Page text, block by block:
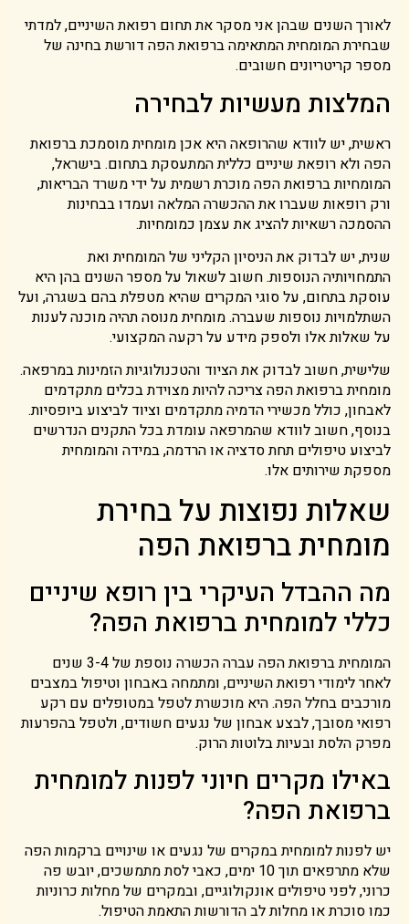
לאורך השנים שבהן אני מסקר את תחום רפואת השיניים, למדתי
שבחירת המומחית המתאימה ברפואת הפה דורשת בחינה של
מספר קריטריונים חשובים.
המלצות מעשיות לבחירה
ראשית, יש לוודא שהרופאה היא אכן מומחית מוסמכת ברפואת
הפה ולא רופאת שיניים כללית המתעסקת בתחום. בישראל,
המומחיות ברפואת הפה מוכרת רשמית על ידי משרד הבריאות,
ורק רופאות שעברו את ההכשרה המלאה ועמדו בבחינות
ההסמכה רשאיות להציג את עצמן כמומחיות.
שנית, יש לבדוק את הניסיון הקליני של המומחית ואת
התמחויותיה הנוספות. חשוב לשאול על מספר השנים בהן היא
עוסקת בתחום, על סוגי המקרים שהיא מטפלת בהם בשגרה, ועל
השתלמויות נוספות שעברה. מומחית מנוסה תהיה מוכנה לענות
על שאלות אלו ולספק מידע על רקעה המקצועי.
שלישית, חשוב לבדוק את הציוד והטכנולוגיות הזמינות במרפאה.
מומחית ברפואת הפה צריכה להיות מצוידת בכלים מתקדמים
לאבחון, כולל מכשירי הדמיה מתקדמים וציוד לביצוע ביופסיות.
בנוסף, חשוב לוודא שהמרפאה עומדת בכל התקנים הנדרשים
לביצוע טיפולים תחת סדציה או הרדמה, במידה והמומחית
מספקת שירותים אלו.
שאלות נפוצות על בחירת
מומחית ברפואת הפה
מה ההבדל העיקרי בין רופא שיניים
כללי למומחית ברפואת הפה?
המומחית ברפואת הפה עברה הכשרה נוספת של 3-4 שנים
לאחר לימודי רפואת השיניים, ומתמחה באבחון וטיפול במצבים
מורכבים בחלל הפה. היא מוכשרת לטפל במטופלים עם רקע
רפואי מסובך, לבצע אבחון של נגעים חשודים, ולטפל בהפרעות
מפרק הלסת ובעיות בלוטות הרוק.
באילו מקרים חיוני לפנות למומחית
ברפואת הפה?
יש לפנות למומחית במקרים של נגעים או שינויים ברקמות הפה
שלא מתרפאים תוך 10 ימים, כאבי לסת מתמשכים, יובש פה
כרוני, לפני טיפולים אונקולוגיים, ובמקרים של מחלות כרוניות
כמו סוכרת או מחלות לב הדורשות התאמת הטיפול.